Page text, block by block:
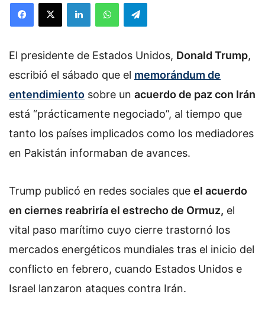
El presidente de Estados Unidos, Donald Trump,
escribió el sábado que el memorándum de
entendimiento sobre un acuerdo de paz con Irán
está “prácticamente negociado”, al tiempo que
tanto los países implicados como los mediadores
en Pakistán informaban de avances.
Trump publicó en redes sociales que el acuerdo
en ciernes reabriría el estrecho de Ormuz, el
vital paso marítimo cuyo cierre trastornó los
mercados energéticos mundiales tras el inicio del
conflicto en febrero, cuando Estados Unidos e
Israel lanzaron ataques contra Irán.